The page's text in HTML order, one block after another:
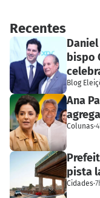
Recentes
bispo
Blog
Ana
Colunas·
pista
Cidades·